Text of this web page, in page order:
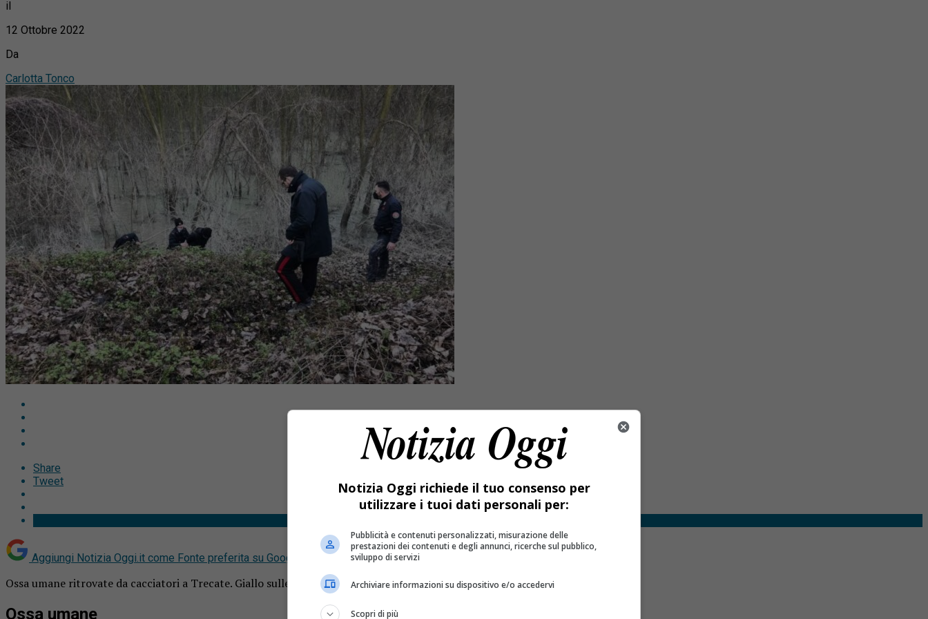
il
12 Ottobre 2022
Da
Carlotta Tonco
Share
Tweet
Aggiungi Notizia Oggi.it come Fonte preferita su Google
Ossa umane ritrovate da cacciatori a Trecate. Giallo sulle rive del Ticino.
Ossa umane
Notizia Oggi richiede il tuo consenso per
utilizzare i tuoi dati personali per:
Pubblicità e contenuti personalizzati, misurazione delle
prestazioni dei contenuti e degli annunci, ricerche sul pubblico,
sviluppo di servizi
Archiviare informazioni su dispositivo e/o accedervi
Scopri di più